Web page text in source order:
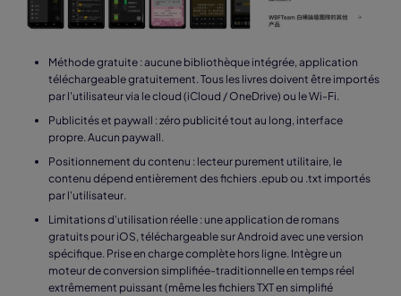
Méthode gratuite : aucune bibliothèque intégrée, application
téléchargeable gratuitement. Tous les livres doivent être importés
par l'utilisateur via le cloud (iCloud / OneDrive) ou le Wi-Fi.
Publicités et paywall : zéro publicité tout au long, interface
propre. Aucun paywall.
Positionnement du contenu : lecteur purement utilitaire, le
contenu dépend entièrement des fichiers .epub ou .txt importés
par l'utilisateur.
Limitations d'utilisation réelle : une application de romans
gratuits pour iOS, téléchargeable sur Android avec une version
spécifique. Prise en charge complète hors ligne. Intègre un
moteur de conversion simplifiée-traditionnelle en temps réel
extrêmement puissant (même les fichiers TXT en simplifié